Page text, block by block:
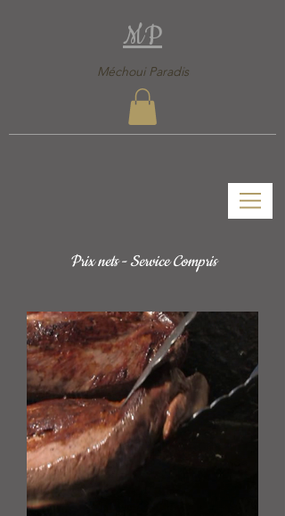
MP
Méchoui Paradis
Prix nets - Service Compris